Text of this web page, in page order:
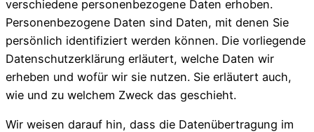
verschiedene personenbezogene Daten erhoben.
Personenbezogene Daten sind Daten, mit denen Sie
persönlich identifiziert werden können. Die vorliegende
Datenschutzerklärung erläutert, welche Daten wir
erheben und wofür wir sie nutzen. Sie erläutert auch,
wie und zu welchem Zweck das geschieht.
Wir weisen darauf hin, dass die Datenübertragung im